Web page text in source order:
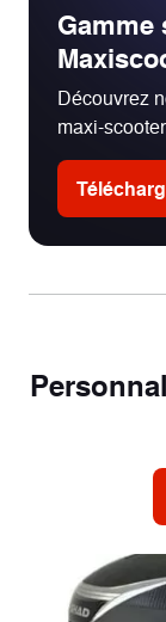
Pneu avant
Pneu arrière
Freinage
avant
Freinage
Poids
Gamme
Découvrez
maxi-